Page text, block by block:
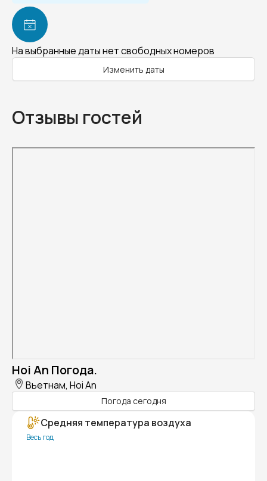
На выбранные даты нет свободных номеров
Изменить даты
Отзывы гостей
Hoi An Погода.
Вьетнам, Hoi An
Погода сегодня
Средняя температура воздуха
Весь год